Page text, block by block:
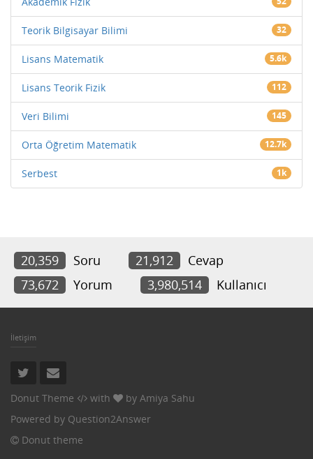
Teorik Bilgisayar Bilimi 32
Lisans Matematik 5.6k
Lisans Teorik Fizik 112
Veri Bilimi 145
Orta Öğretim Matematik 12.7k
Serbest 1k
20,359 Soru 21,912
Cevap
73,672
Yorum 3,980,514 Kullanıcı
İletişim
Donut Theme with by Amiya Sahu
Powered by Question2Answer
Donut theme